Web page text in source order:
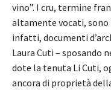
vino”. I cru, termine
altamente vocati,
infatti, documenti
Laura Cuti – sposando
dote la tenuta Li Cuti,
ancora di proprietà